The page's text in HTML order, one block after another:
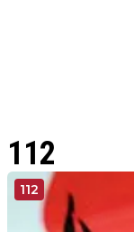
112
112